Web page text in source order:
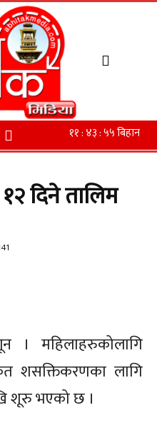
दिने तालिम
। महिलाहरुकोलागि
शसक्तिकरणका लागि
शूरु भएको छ ।